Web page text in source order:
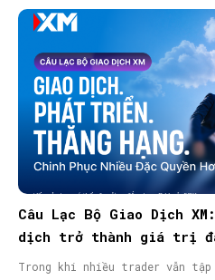
Câu Lạc Bộ Giao Dịch
dịch trở thành giá trị
Trong khi nhiều trader vẫn